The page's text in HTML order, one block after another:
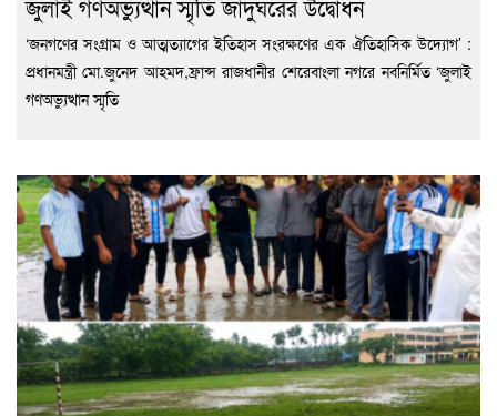
জুলাই গণঅভ্যুত্থান স্মৃতি জাদুঘরের উদ্বোধন
‘জনগণের সংগ্রাম ও আত্মত্যাগের ইতিহাস সংরক্ষণের এক ঐতিহাসিক উদ্যোগ’ :
প্রধানমন্ত্রী মো.জুনেদ আহমদ,ফ্রান্স রাজধানীর শেরেবাংলা নগরে নবনির্মিত ‘জুলাই
গণঅভ্যুত্থান স্মৃতি